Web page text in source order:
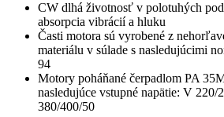
CW dlhá životnosť v polotuhých
absorpcia vibrácií a hluku
Časti motora sú vyrobené z
materiálu v súlade s nasledujúcimi
94
Motory poháňané čerpadlom PA
nasledujúce vstupné napätie: V 220/
380/400/50